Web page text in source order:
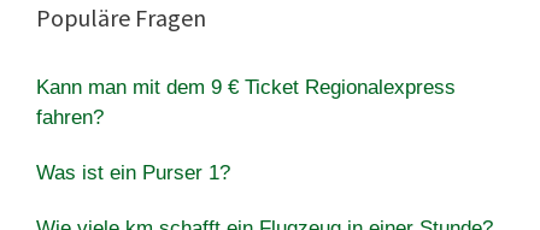
Populäre Fragen
Kann man mit dem 9 € Ticket Regionalexpress
fahren?
Was ist ein Purser 1?